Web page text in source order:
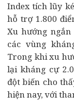
Index tích lũy
hỗ trợ 1.800
Xu hướng
các vùng
Trong khi xu
lại kháng cự
đột biến cho
hiện nay, với